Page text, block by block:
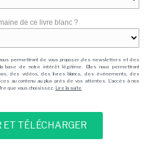
de ce livre blanc ?
permettront de vous proposer des newsletters et des
base de notre intérêt légitime. Elles nous permettront
des vidéos, des livres blancs, des événements, des
au contenu au plus près de vos attentes. L'accès à nos
que vous choisissez. Lire la suite